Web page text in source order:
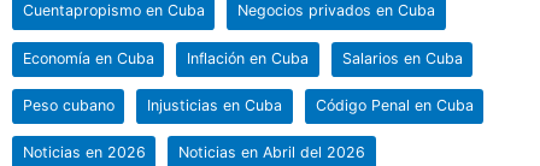
Cuentapropismo en Cuba Negocios privados en Cuba
Economía en Cuba Inflación en Cuba Salarios en Cuba
Peso cubano Injusticias en Cuba Código Penal en Cuba
Noticias en 2026 Noticias en Abril del 2026